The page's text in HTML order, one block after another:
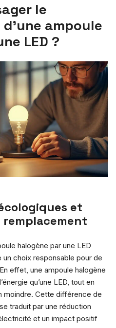
le
ampoule
LED ?
et
remplacement
halogène par une LED
un choix responsable pour de
effet, une ampoule halogène
qu’une LED, tout en
moindre. Cette différence de
traduit par une réduction
et un impact positif